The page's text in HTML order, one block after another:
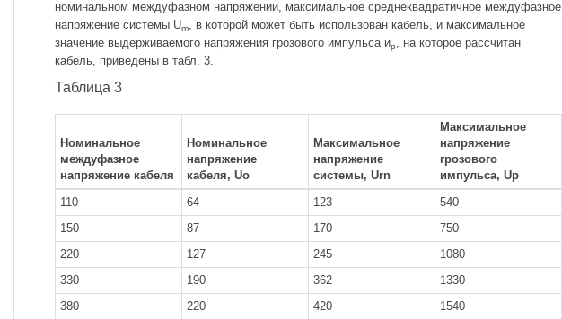
номинальном междуфазном напряжении, максимальное среднеквадратичное междуфазное
напряжение системы Um, в которой может быть использован кабель, и максимальное
значение выдерживаемого напряжения грозового импульса ир, на которое рассчитан
кабель, приведены в табл. 3.
Таблица 3
Номинальное
междуфазное
напряжение кабеля
Номинальное
напряжение
кабеля, Uo
Максимальное
напряжение
системы, Urn
Максимальное
напряжение
грозового
импульса, Up
110
64 123
540
150
87 170
750
220
127 245
1080
330
190 362
1330
380
220 420
1540